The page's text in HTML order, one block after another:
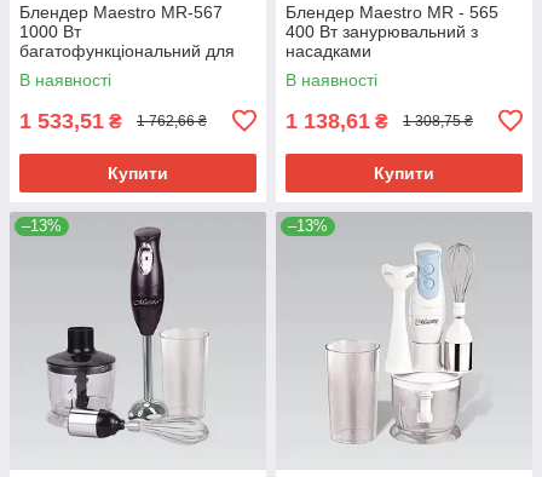
Блендер Maestro MR-567
1000 Вт
багатофункціональний для
подрібнення та змішування
В наявності
1 533,51 ₴ 1 762,66 ₴
Купити
Блендер Maestro MR - 565
400 Вт занурювальний з
насадками
багатофункціональний для
подрібнення та змішування
В наявності
1 138,61 ₴ 1 308,75 ₴
Купити
–13% –13%